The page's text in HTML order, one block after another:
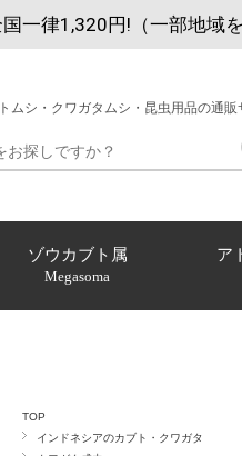
一律1,320円!（一部地域
ムシ・クワガタムシ・昆虫用品の通販
ゾウカブト属
Megasoma
ア
TOP
インドネシアのカブト・クワガタ